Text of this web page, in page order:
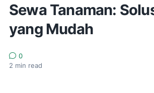
Sewa Tanaman:
yang Mudah
0
2 min read